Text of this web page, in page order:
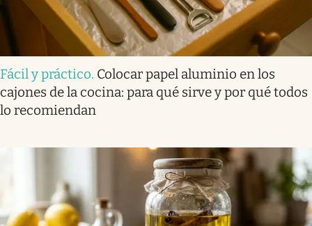
Fácil y práctico. Colocar papel aluminio en los
cajones de la cocina: para qué sirve y por qué todos
lo recomiendan